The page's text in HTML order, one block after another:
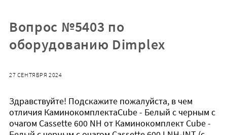
Вопрос №5403 по
оборудованию Dimplex
27 СЕНТЯБРЯ 2024
Здравствуйте! Подскажите пожалуйста, в чем
отличия КаминокомплектаCube - Белый с черным с
очагом Cassette 600 NH от Каминокомплект Cube -